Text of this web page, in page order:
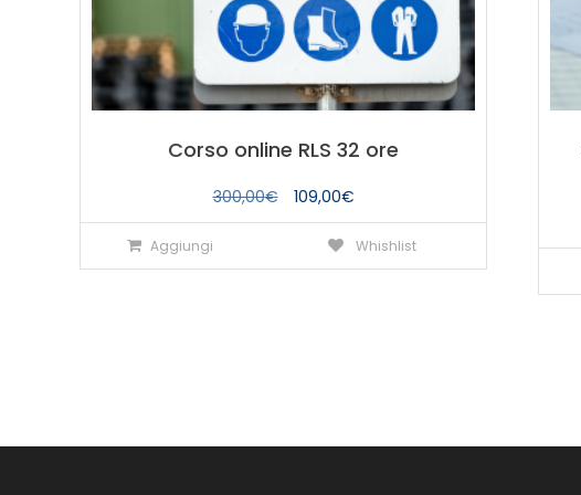
Corso online RLS 32 ore
300,00€
Il
prezzo
originale
109,00€Il
prezzo
attuale
Aggiungi Whishlist